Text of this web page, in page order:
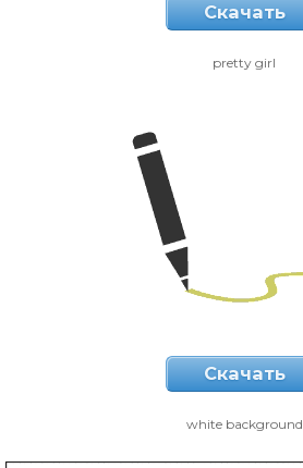
Скачать
pretty girl
Скачать
white background